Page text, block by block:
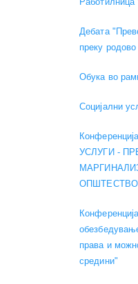
Дебата
преку
Обука во
Социјални
УСЛУГИ -
права и
средини"